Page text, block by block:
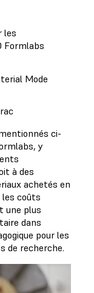
les
Formlabs
Mode
ci-
y
à des
achetés en
les coûts
une plus
dans
pour les
de recherche.